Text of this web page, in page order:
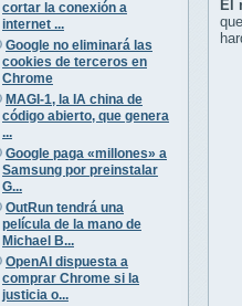
cortar la conexión a
internet ...
Google no eliminará las
cookies de terceros en
Chrome
MAGI-1, la IA china de
código abierto, que genera
...
Google paga «millones» a
Samsung por preinstalar
G...
OutRun tendrá una
película de la mano de
Michael B...
OpenAI dispuesta a
comprar Chrome si la
justicia o...
El